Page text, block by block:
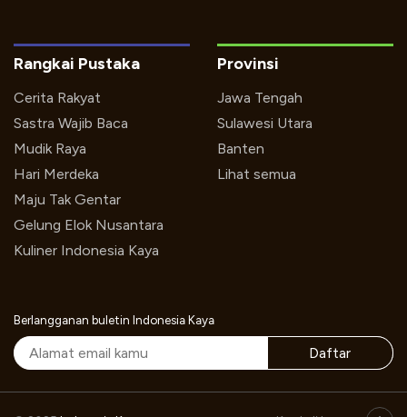
Rangkai Pustaka
Cerita Rakyat
Sastra Wajib Baca
Mudik Raya
Hari Merdeka
Maju Tak Gentar
Gelung Elok Nusantara
Kuliner Indonesia Kaya
Provinsi
Jawa Tengah
Sulawesi Utara
Banten
Lihat semua
Berlangganan buletin Indonesia Kaya
Daftar